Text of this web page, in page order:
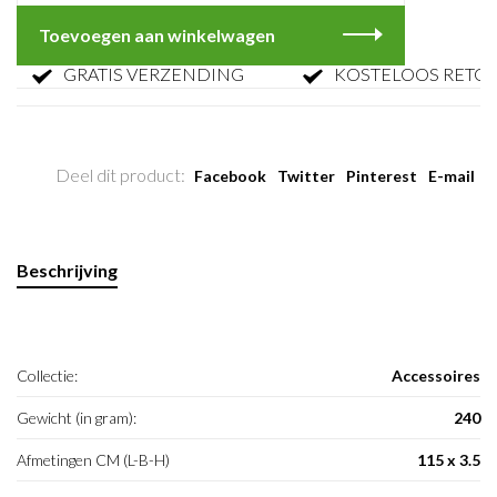
Toevoegen aan winkelwagen
GRATIS VERZENDING
KOSTELOOS
Deel dit product: Facebook Twitter Pinterest E-mail
Beschrijving
Collectie: Accessoires
Gewicht (in gram): 240
Afmetingen CM (L-B-H) 115 x 3.5